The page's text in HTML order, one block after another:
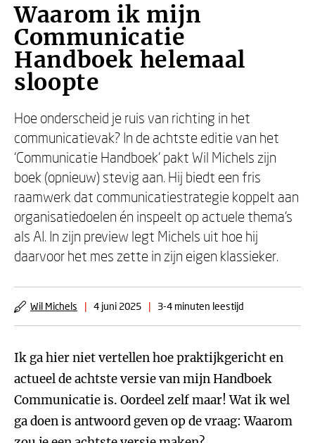
Waarom ik mijn
Communicatie
Handboek helemaal
sloopte
Hoe onderscheid je ruis van richting in het
communicatievak? In de achtste editie van het
‘Communicatie Handboek’ pakt Wil Michels zijn
boek (opnieuw) stevig aan. Hij biedt een fris
raamwerk dat communicatiestrategie koppelt aan
organisatiedoelen én inspeelt op actuele thema’s
als AI. In zijn preview legt Michels uit hoe hij
daarvoor het mes zette in zijn eigen klassieker.
Wil Michels | 4 juni 2025 | 3-4 minuten leestijd
Ik ga hier niet vertellen hoe praktijkgericht en
actueel de achtste versie van mijn Handboek
Communicatie is. Oordeel zelf maar! Wat ik wel
ga doen is antwoord geven op de vraag: Waarom